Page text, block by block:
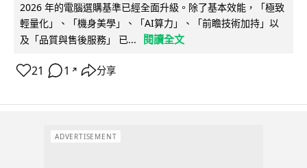
2026 年的電腦選購基準已經全面升級。除了基本效能，「極致
輕量化」、「機身美學」、「AI算力」、「前瞻技術加持」以
及「品質與售後服務」 已...
閱讀全文
21 1 ↗ 分享
ADVERTISEMENT